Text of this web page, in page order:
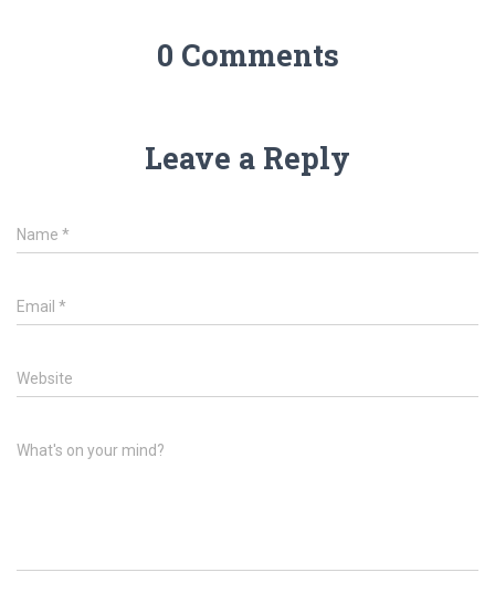
0 Comments
Leave a Reply
Name *
Email *
Website
What's on your mind?